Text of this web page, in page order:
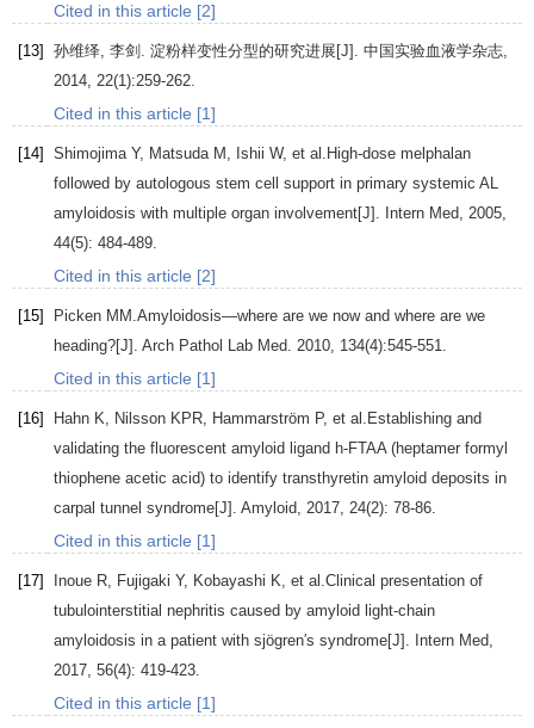
Cited in this article [2]
[13] 孙维绎, 李剑 . 淀粉样变性分型的研究进展[J]. 中国实验血液学杂志,
2014, 22(1):259-262.
Cited in this article [1]
[14] Shimojima Y, Matsuda M , Ishii W, et al.High-dose melphalan
followed by autologous stem cell support in primary systemic AL
amyloidosis with multiple organ involvement[J]. Intern Med, 2005,
44(5): 484-489.
Cited in this article [2]
[15] Picken MM .Amyloidosis—where are we now and where are we
heading?[J]. Arch Pathol Lab Med. 2010, 134(4):545-551.
Cited in this article [1]
[16] Hahn K, Nilsson KPR, Hammarström P, et al.Establishing and
validating the fluorescent amyloid ligand h-FTAA (heptamer formyl
thiophene acetic acid) to identify transthyretin amyloid deposits in
carpal tunnel syndrome[J]. Amyloid, 2017, 24(2): 78-86.
Cited in this article [1]
[17] Inoue R, Fujigaki Y, Kobayashi K, et al.Clinical presentation of
tubulointerstitial nephritis caused by amyloid light-chain
amyloidosis in a patient with sjögren′s syndrome[J]. Intern Med,
2017, 56(4): 419-423.
Cited in this article [1]